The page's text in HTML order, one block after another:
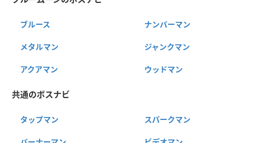
ブルース ナンバーマン
メタルマン ジャンクマン
アクアマン ウッドマン
共通のボスナビ
タップマン スパークマン